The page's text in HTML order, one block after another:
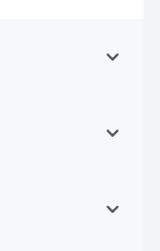
CELLONIC